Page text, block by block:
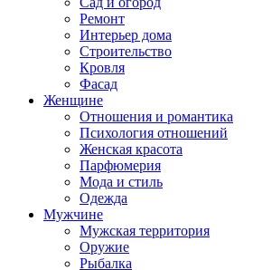
Ремонт
Интерьер дома
Строительство
Кровля
Фасад
Женщине
Отношения и романтика
Психология отношений
Женская красота
Парфюмерия
Мода и стиль
Одежда
Мужчине
Мужская территория
Оружие
Рыбалка